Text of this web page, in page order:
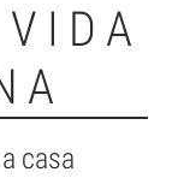
casa